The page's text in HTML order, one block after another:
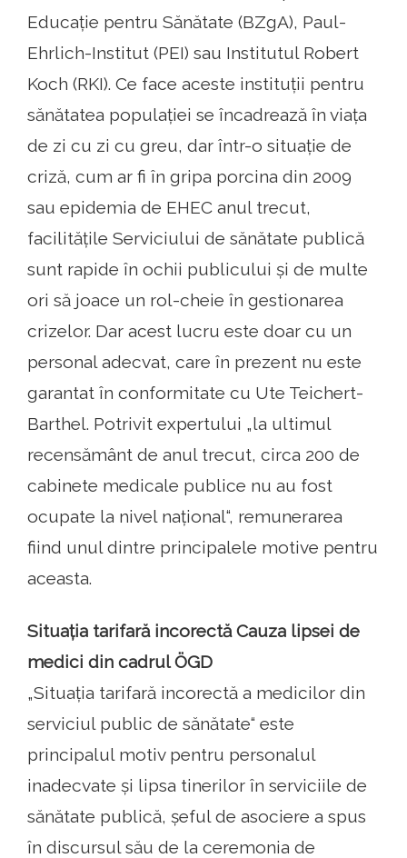
Educație pentru Sănătate (BZgA), Paul-
Ehrlich-Institut (PEI) sau Institutul Robert
Koch (RKI). Ce face aceste instituții pentru
sănătatea populației se încadrează în viața
de zi cu zi cu greu, dar într-o situație de
criză, cum ar fi în gripa porcina din 2009
sau epidemia de EHEC anul trecut,
facilitățile Serviciului de sănătate publică
sunt rapide în ochii publicului și de multe
ori să joace un rol-cheie în gestionarea
crizelor. Dar acest lucru este doar cu un
personal adecvat, care în prezent nu este
garantat în conformitate cu Ute Teichert-
Barthel. Potrivit expertului „la ultimul
recensământ de anul trecut, circa 200 de
cabinete medicale publice nu au fost
ocupate la nivel național“, remunerarea
fiind unul dintre principalele motive pentru
aceasta.
Situația tarifară incorectă Cauza lipsei de
medici din cadrul ÖGD
„Situația tarifară incorectă a medicilor din
serviciul public de sănătate“ este
principalul motiv pentru personalul
inadecvate și lipsa tinerilor în serviciile de
sănătate publică, șeful de asociere a spus
în discursul său de la ceremonia de